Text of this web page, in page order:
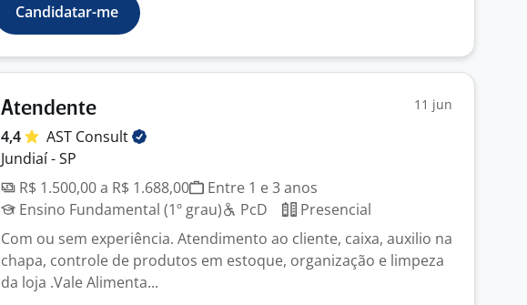
Candidatar-me
Atendente 11 jun
4,4 AST Consult
Jundiaí - SP
R$ 1.500,00 a R$ 1.688,00
Entre 1 e 3 anos
Ensino Fundamental (1º grau)
PcD
Presencial
Com ou sem experiência. Atendimento ao cliente, caixa, auxilio na
chapa, controle de produtos em estoque, organização e limpeza
da loja .Vale Alimenta...